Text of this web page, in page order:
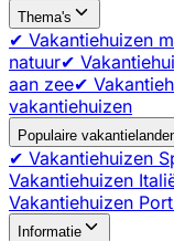
Thema's
✔ Vakantiehuizen
natuur✔
aan zee✔
vakantiehuizen
Populaire
✔ Vakantiehuizen
Vakantiehuizen
Vakantiehuizen
Informatie